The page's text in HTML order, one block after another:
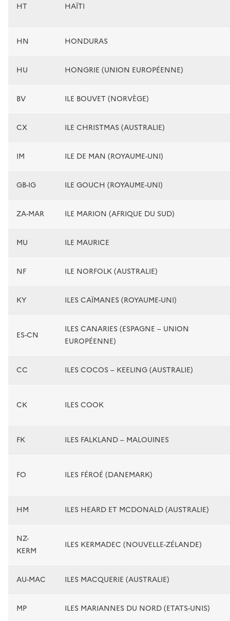
HT HAÏTI
HN HONDURAS
HU HONGRIE (UNION EUROPÉENNE)
BV ILE BOUVET (NORVÈGE)
CX ILE CHRISTMAS (AUSTRALIE)
IM ILE DE MAN (ROYAUME-UNI)
GB-IG ILE GOUCH (ROYAUME-UNI)
ZA-MAR ILE MARION (AFRIQUE DU SUD)
MU ILE MAURICE
NF ILE NORFOLK (AUSTRALIE)
KY ILES CAÏMANES (ROYAUME-UNI)
ES-CN
ILES CANARIES (ESPAGNE – UNION
EUROPÉENNE)
CC ILES COCOS – KEELING (AUSTRALIE)
CK ILES COOK
FK ILES FALKLAND – MALOUINES
FO ILES FÉROÉ (DANEMARK)
HM ILES HEARD ET MCDONALD (AUSTRALIE)
NZ-
KERM
ILES KERMADEC (NOUVELLE-ZÉLANDE)
AU-MAC ILES MACQUERIE (AUSTRALIE)
MP ILES MARIANNES DU NORD (ETATS-UNIS)